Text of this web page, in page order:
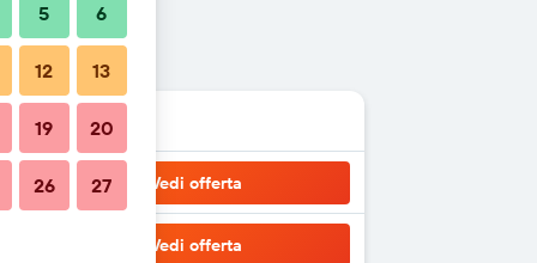
Vedi offerta
Vedi offerta
5 6
12 13
19 20
26 27